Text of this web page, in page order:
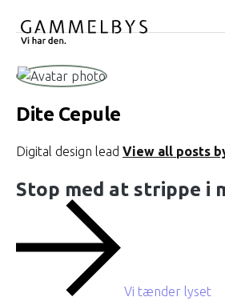
Dite Cepule
Digital design lead View all posts
Stop med at strippe i
Vi tænder lyset